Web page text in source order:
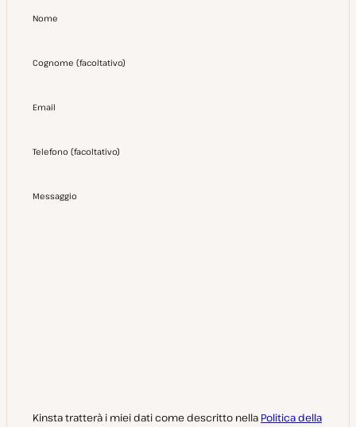
Nome
Cognome (facoltativo)
Email
Telefono (facoltativo)
Messaggio
Kinsta tratterà i miei dati come descritto nella Politica della